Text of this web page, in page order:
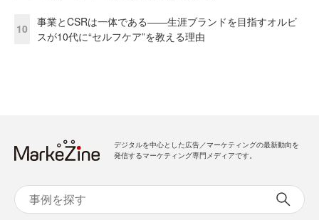
10
事業とCSRは一体である――生涯ブランドを目指すオルビ
スが10代に“セルフケア”を教える理由
デジタルを中心とした広告／マーケティングの最新動向を
発信するマーケティング専門メディアです。